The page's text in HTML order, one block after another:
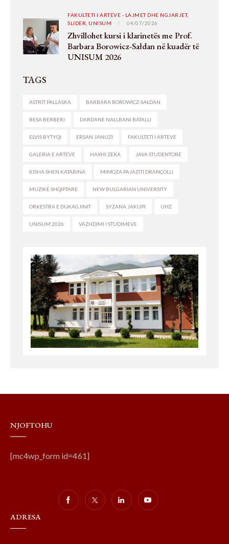
FAKULTETI I ARTEVE - LAJMET DHE NGJARJET,
SLIDER, UNISUM 04/07/2026
Zhvillohet kursi i klarinetës me Prof.
Barbara Borowicz-Sałdan në kuadër të
UNISUM 2026
TAGS
ASTRIT PALLASKA BARBARA BOROWICZ-SAŁDAN
BESA BERBERI DARDANE NALLBANI BATALLI
ELVIS BYTYQI ERSAN JANUZI FAKULTETI I ARTEVE
GALERIA E ARTEVE HAXHI ZEKA JAVA STUDENTORE
KISHA SHEN KATARINA MIMOZA PAJAZITI DRANÇOLLI
MUZIKË SHQIPTARE NEW BULGARIAN UNIVERSITY
ORKESTRA E DUKAGJINIT SYZANA JAKUPI UHZ
UNISUM 2026 VAZHDIMI I STUDIMEVE
NJOFTOHU
[mc4wp_form id=461]
ADRESA